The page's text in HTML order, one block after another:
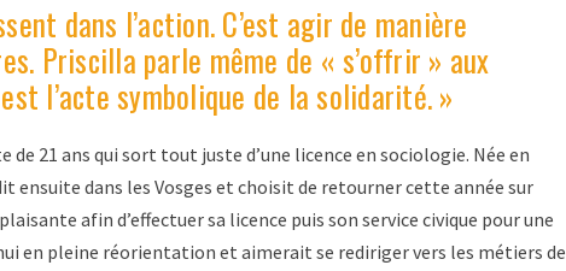
dans l’action. C’est agir de manière
Priscilla parle même de « s’offrir » aux
l’acte symbolique de la solidarité. »
21 ans qui sort tout juste d’une licence en sociologie. Née en
ensuite dans les Vosges et choisit de retourner cette année sur
afin d’effectuer sa licence puis son service civique pour une
en pleine réorientation et aimerait se rediriger vers les métiers de